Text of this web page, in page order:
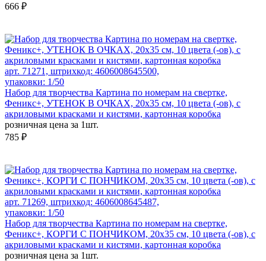
666 ₽
арт. 71271, штрихкод: 4606008645500,
упаковки: 1/50
Набор для творчества Картина по номерам на свертке,
Феникс+, УТЕНОК В ОЧКАХ, 20х35 см, 10 цвета (-ов), с
акриловыми красками и кистями, картонная коробка
розничная цена за 1шт.
785 ₽
арт. 71269, штрихкод: 4606008645487,
упаковки: 1/50
Набор для творчества Картина по номерам на свертке,
Феникс+, КОРГИ С ПОНЧИКОМ, 20х35 см, 10 цвета (-ов), с
акриловыми красками и кистями, картонная коробка
розничная цена за 1шт.